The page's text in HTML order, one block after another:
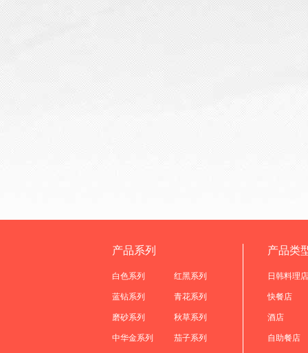
产品系列
白色系列 红黑系列
蓝钻系列 青花系列
磨砂系列 秋草系列
中华金系列 茄子系列
产品类
日韩料理店
快餐店
酒店
自助餐店